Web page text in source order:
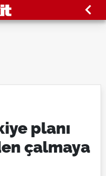
planı
çalmaya